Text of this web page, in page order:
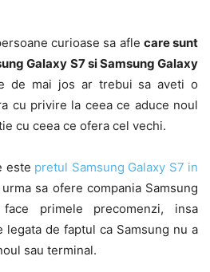
curioase sa afle care sunt
Galaxy S7 si Samsung Galaxy
de mai jos ar trebui sa aveti o
cu privire la ceea ce aduce noul
cu ceea ce ofera cel vechi.
este pretul Samsung Galaxy S7 in
sa ofere compania Samsung
primele precomenzi, insa
legata de faptul ca Samsung nu a
sau terminal.